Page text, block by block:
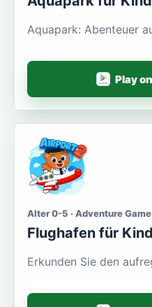
Aquapark: Abenteuer
Play
Alter 0-5 · Adventure
Flughafen für
Erkunden Sie den